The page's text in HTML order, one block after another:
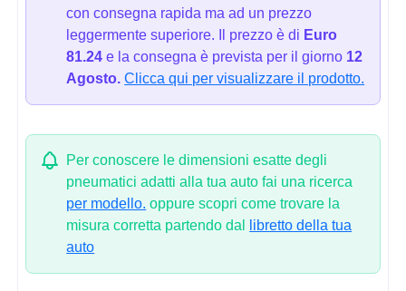
con consegna rapida ma ad un prezzo
leggermente superiore. Il prezzo è di Euro
81.24 e la consegna è prevista per il giorno 12
Agosto. Clicca qui per visualizzare il prodotto.
Per conoscere le dimensioni esatte degli
pneumatici adatti alla tua auto fai una ricerca
per modello. oppure scopri come trovare la
misura corretta partendo dal
libretto della tua
auto